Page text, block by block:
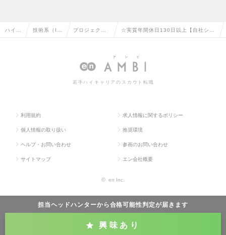
担当ヘッドハンターから合格可能性判定が届きます
興味あり
ハイク 技術系（I プロジェクト
（汎用系）の
☆実質年間休日130日以上【自社シス
倍の成長企業／WEB面接可の求人情
若手ハイキャリアのスカウト転職
利用規約 求人情報に関するポリシー
個人情報の取り扱い 推奨環境
ヘルプ・お問い合わせ 参画のお問い合わせ
サイトマップ エン会社概要
© en Inc.